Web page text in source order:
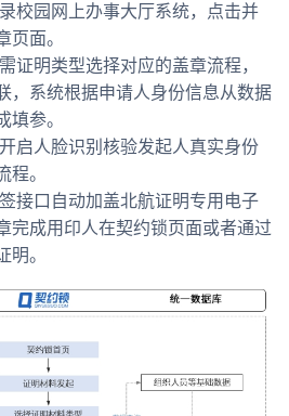
校园网上办事大厅系统，点击并
页面。
证明类型选择对应的盖章流程，
，系统根据申请人身份信息从数据
填参。
启人脸识别核验发起人真实身份
程。
接口自动加盖北航证明专用电子
完成用印人在契约锁页面或者通过
明。